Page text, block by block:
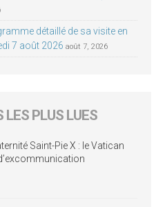
détaillé de sa visite en
7 août 2026 août 7, 2026
PLUS LUES
Saint-Pie X : le Vatican